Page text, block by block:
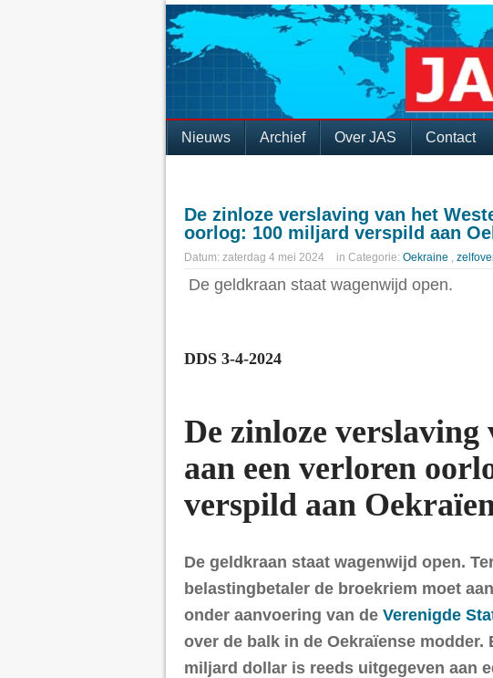
Nieuws Archief Over JAS Contact
De zinloze verslaving van het
oorlog: 100 miljard verspild aan
Datum: zaterdag 4 mei 2024 in Categorie: Oekraine ,
De geldkraan staat wagenwijd open.
DDS 3-4-2024
De zinloze verslaving
aan een verloren
verspild aan
De geldkraan staat wagenwijd open.
belastingbetaler de broekriem moet
onder aanvoering van de Verenigde
over de balk in de Oekraïense modder.
miljard dollar is reeds uitgegeven aan